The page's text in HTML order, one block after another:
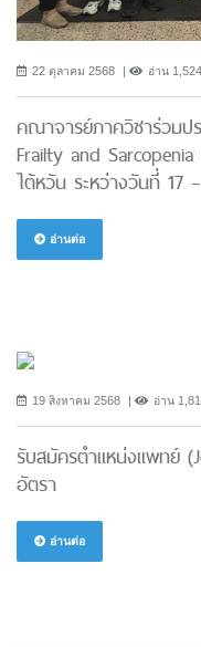
22 ตุลาคม 2568 อ่าน
คณาจารย์ภาควิชาร่วมป
Frailty and
ไต้หวัน ระหว่างวันที่ 17
อ่านต่อ
19 สิงหาคม 2568 อ่าน
รับสมัครตำแหน่งแพทย์
อัตรา
อ่านต่อ